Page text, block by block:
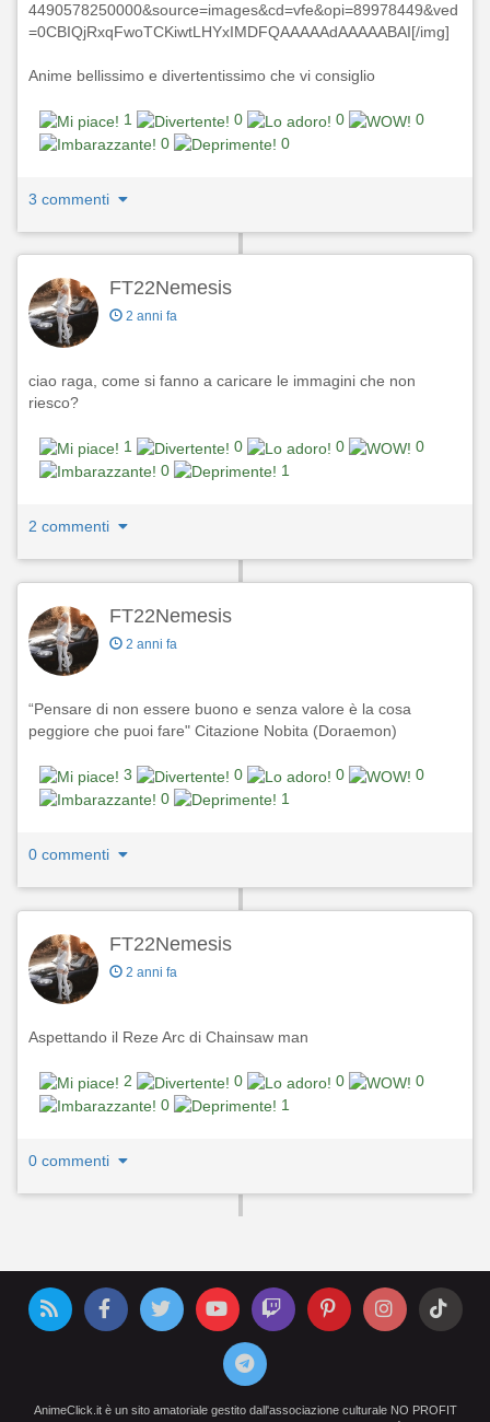
4490578250000&source=images&cd=vfe&opi=89978449&ved
=0CBIQjRxqFwoTCKiwtLHYxIMDFQAAAAAdAAAAABAI[/img]
Anime bellissimo e divertentissimo che vi consiglio
1 0 0
0
0
0
3 commenti
FT22Nemesis
2 anni fa
ciao raga, come si fanno a caricare le immagini che non
riesco?
1 0 0
0
0
1
2 commenti
FT22Nemesis
2 anni fa
“Pensare di non essere buono e senza valore è la cosa
peggiore che puoi fare" Citazione Nobita (Doraemon)
3 0 0
0
0
1
0 commenti
FT22Nemesis
2 anni fa
Aspettando il Reze Arc di Chainsaw man
2 0 0
0
0
1
0 commenti
AnimeClick.it è un sito amatoriale gestito dall'associazione culturale NO PROFIT